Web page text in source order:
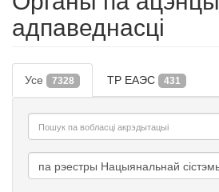
адпаведнасці
Усе 7328 ТР ЕАЭС 431